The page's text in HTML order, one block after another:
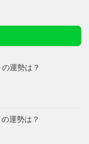
運勢は？
運勢は？